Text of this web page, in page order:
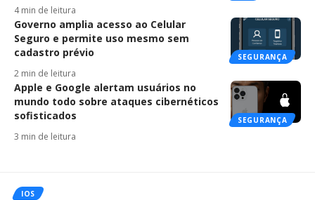
4 min de leitura
SEGURANÇA
Governo amplia acesso ao Celular
Seguro e permite uso mesmo sem
cadastro prévio
2 min de leitura
SEGURANÇA
Apple e Google alertam usuários no
mundo todo sobre ataques cibernéticos
sofisticados
3 min de leitura
IOS